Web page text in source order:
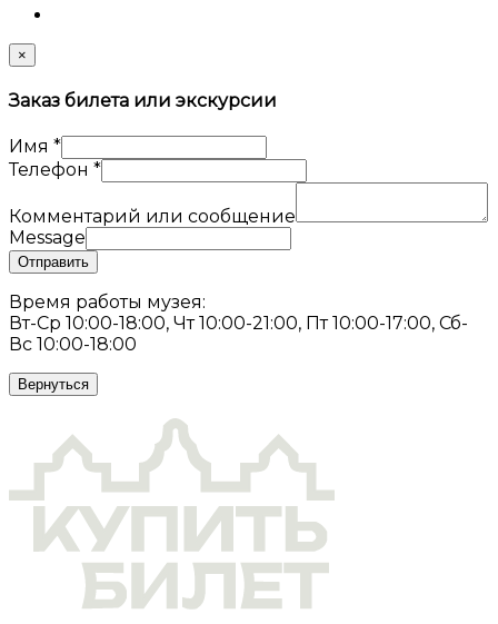
×
Заказ билета или экскурсии
Имя *
Телефон *
Комментарий или сообщение
Message
Отправить
Время работы музея:
Вт-Ср 10:00-18:00, Чт 10:00-21:00, Пт 10:00-17:00, Сб-
Вс 10:00-18:00
Вернуться